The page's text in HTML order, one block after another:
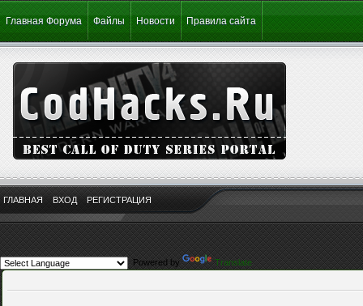
Главная Форума Файлы Новости Правила сайта
ГЛАВНАЯ ВХОД РЕГИСТРАЦИЯ
Powered by Translate